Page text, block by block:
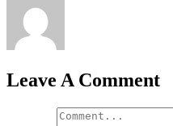
Leave A Comment